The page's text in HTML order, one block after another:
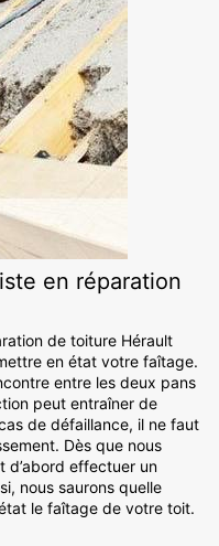
en réparation
de toiture Hérault
en état votre faîtage.
entre les deux pans
peut entraîner de
de défaillance, il ne faut
Dès que nous
d’abord effectuer un
nous saurons quelle
le faîtage de votre toit.